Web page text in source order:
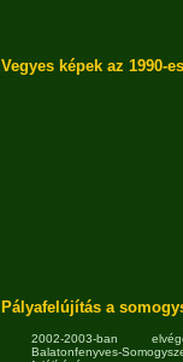
Vegyes képek az 1990-
Pályafelújítás a
2002-2003-ban
Balatonfenyves-